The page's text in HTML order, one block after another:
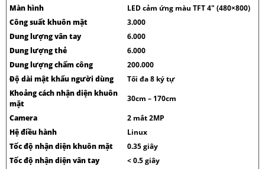
Màn hình
LED cảm ứng màu TFT 4" (480×800)
Công suất khuôn mặt
3.000
Dung lượng vân tay
6.000
Dung lượng thẻ
6.000
Dung lượng chấm công
200.000
Độ dài mật khẩu người dùng
Tối đa 8 ký tự
Khoảng cách nhận diện khuôn
mặt
30cm – 170cm
Camera
2 mắt 2MP
Hệ điều hành
Linux
Tốc độ nhận diện khuôn mặt
0.35 giây
Tốc độ nhận diện vân tay
< 0.5 giây